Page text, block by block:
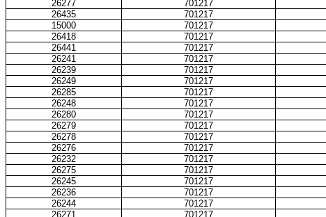
26277
701217
26435
701217
15000
701217
26418
701217
26441
701217
26241
701217
26239
701217
26249
701217
26285
701217
26248
701217
26280
701217
26279
701217
26278
701217
26276
701217
26232
701217
26275
701217
26245
701217
26236
701217
26244
701217
26271
701217